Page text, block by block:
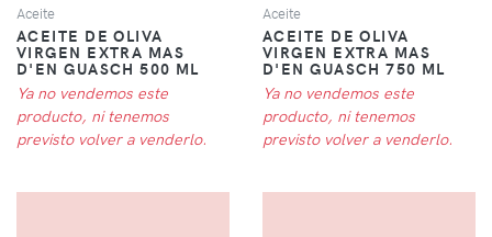
Aceite
ACEITE DE OLIVA
VIRGEN EXTRA MAS
D'EN GUASCH 500 ML
Ya no vendemos este
producto, ni tenemos
previsto volver a venderlo.
Aceite
ACEITE DE OLIVA
VIRGEN EXTRA MAS
D'EN GUASCH 750 ML
Ya no vendemos este
producto, ni tenemos
previsto volver a venderlo.